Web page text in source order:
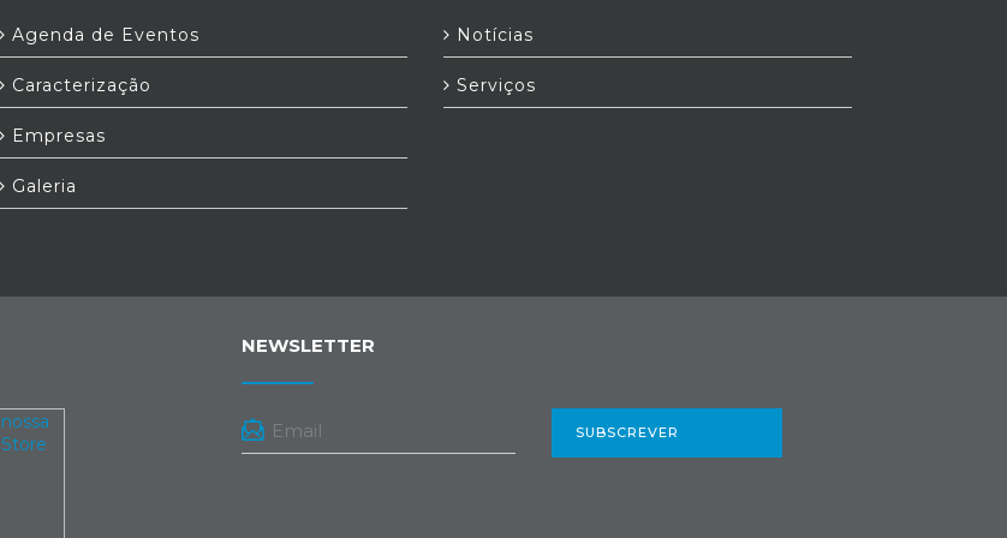
Agenda de Eventos
Caracterização
Empresas
Galeria
Notícias
Serviços
NEWSLETTER
SUBSCREVER